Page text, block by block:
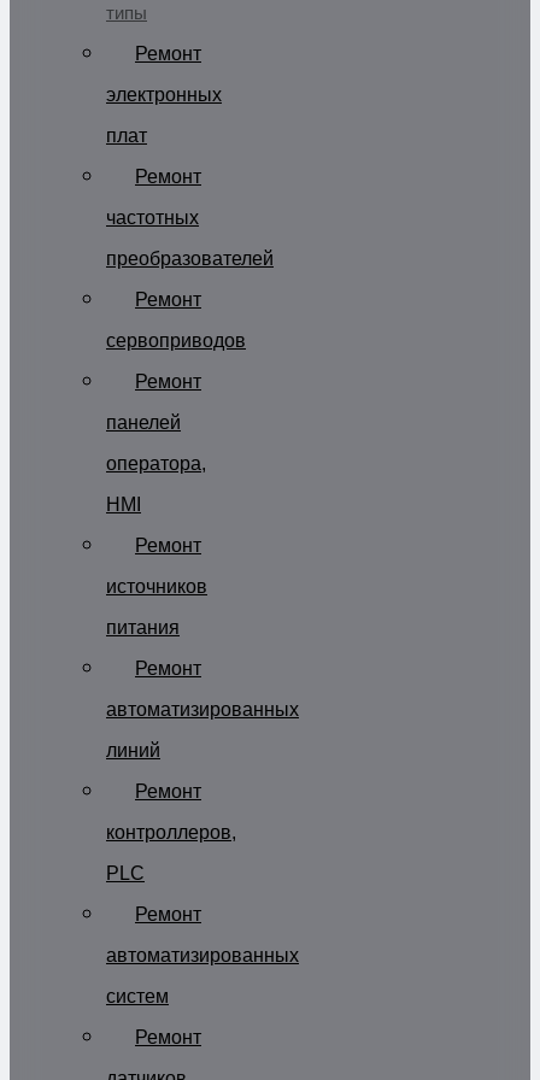
типы
Ремонт
электронных
плат
Ремонт
частотных
преобразователей
Ремонт
сервоприводов
Ремонт
панелей
оператора,
HMI
Ремонт
источников
питания
Ремонт
автоматизированных
линий
Ремонт
контроллеров,
PLC
Ремонт
автоматизированных
систем
Ремонт